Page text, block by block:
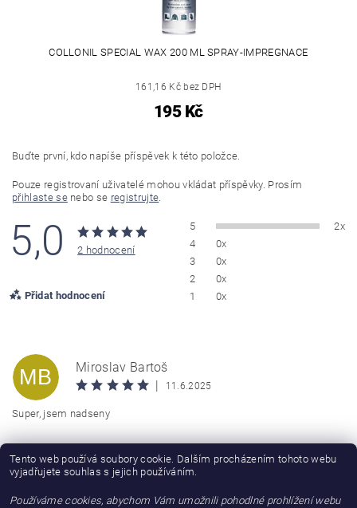
COLLONIL SPECIAL WAX 200 ML SPRAY-IMPREGNACE
161,16 Kč bez DPH
195 Kč
Buďte první, kdo napíše příspěvek k této položce.
Pouze registrovaní uživatelé mohou vkládat příspěvky. Prosím
přihlaste senebo se registrujte
5,0 2 hodnocení
Přidat hodnocení
5
2x
4
0x
3
0x
2
0x
1
0x
MB
Miroslav Bartoš
|
11.6.2025
Super, jsem nadseny
M
Martin
|
10.12.2019
Tento web používá soubory cookie. Dalším procházením tohoto webu
vyjadřujete souhlas s jejich používáním.
Používáme cookies, abychom Vám umožnili pohodlné prohlížení webu